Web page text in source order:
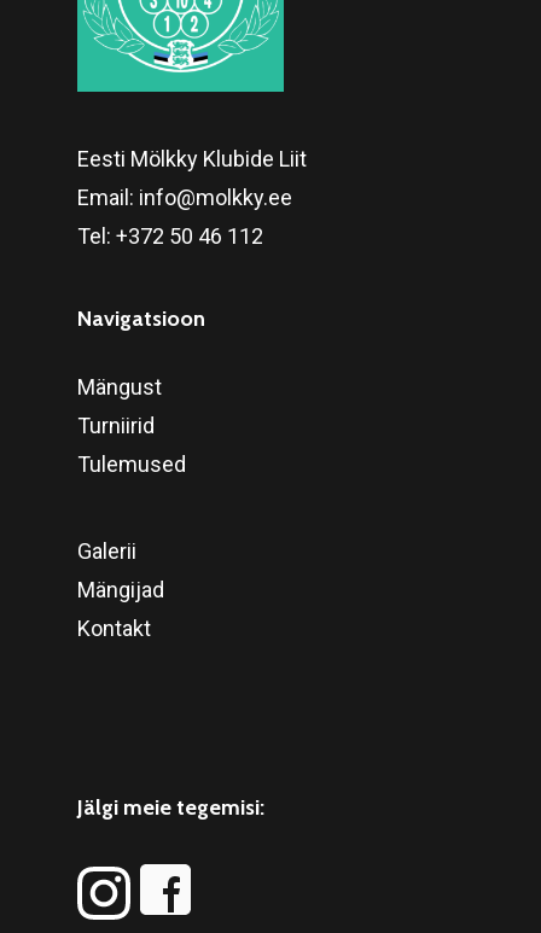
Eesti Mölkky Klubide Liit
Email: info@molkky.ee
Tel: +372 50 46 112
Navigatsioon
Mängust
Turniirid
Tulemused
Galerii
Mängijad
Kontakt
Jälgi meie tegemisi: